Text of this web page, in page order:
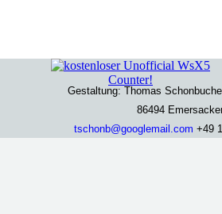
Gestaltung: Thomas
86494
tschonb@googlemail.com +49